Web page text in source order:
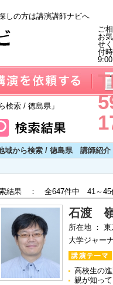
しの方は講演講師ナビへ
ご
お
せ
付
検索 / 徳島県」
域から検索 / 徳島県 講師紹介
結果 ： 全647件中 41～45
石渡
所在地 ：
大学ジャー
高校生の
親が知っ